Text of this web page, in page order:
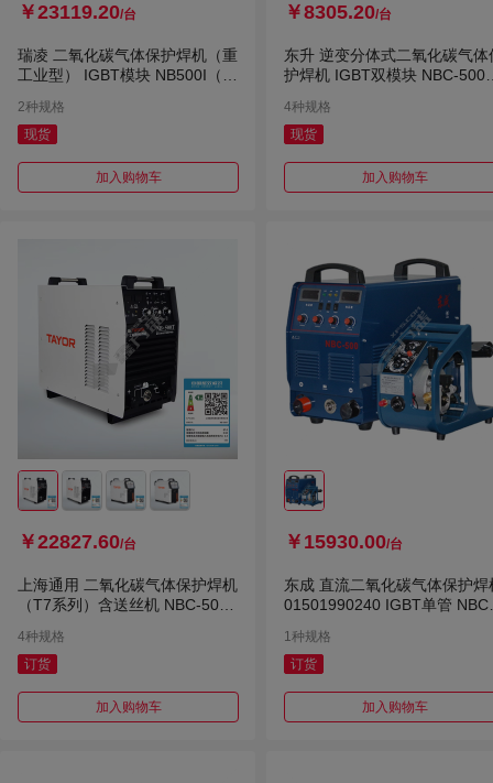
￥23119.20/台
瑞凌 二氧化碳气体保护焊机（重
工业型） IGBT模块 NB500I（带
2种规格
现货
加入购物车
￥8305.20/台
东升 逆变分体式二氧化碳气体
护焊机 IGBT双模块 NBC-
4种规格
现货
加入购物车
￥22827.60/台
上海通用 二氧化碳气体保护焊机
（T7系列）含送丝机 NBC-500T
4种规格
订货
加入购物车
￥15930.00/台
东成 直流二氧化碳气体保护焊
01501990240 IGBT单管
1种规格
订货
加入购物车